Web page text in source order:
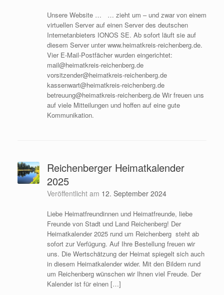
Unsere Website … … zieht um – und zwar von einem
virtuellen Server auf einen Server des deutschen
Internetanbieters IONOS SE. Ab sofort läuft sie auf
diesem Server unter www.heimatkreis-reichenberg.de.
Vier E-Mail-Postfächer wurden eingerichtet:
mail@heimatkreis-reichenberg.de
vorsitzender@heimatkreis-reichenberg.de
kassenwart@heimatkreis-reichenberg.de
betreuung@heimatkreis-reichenberg.de Wir freuen uns
auf viele Mitteilungen und hoffen auf eine gute
Kommunikation.
Reichenberger Heimatkalender
2025
Veröffentlicht am 12. September 2024
Liebe Heimatfreundinnen und Heimatfreunde, liebe
Freunde von Stadt und Land Reichenberg! Der
Heimatkalender 2025 rund um Reichenberg steht ab
sofort zur Verfügung. Auf Ihre Bestellung freuen wir
uns. Die Wertschätzung der Heimat spiegelt sich auch
in diesem Heimatkalender wider. Mit den Bildern rund
um Reichenberg wünschen wir Ihnen viel Freude. Der
Kalender ist für einen […]